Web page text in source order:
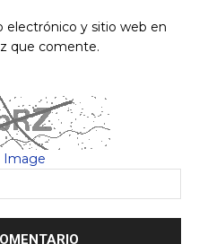
electrónico y sitio web en
que comente.
Image